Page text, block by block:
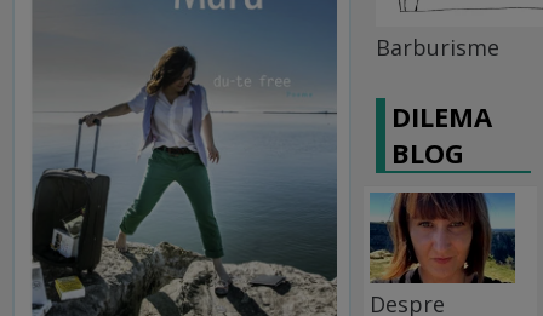
Barburisme
DILEMA
BLOG
Despre